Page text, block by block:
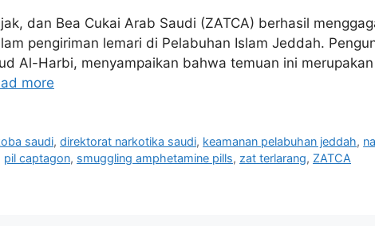
dan Bea Cukai Arab Saudi (ZATCA) berhasil
pengiriman lemari di Pelabuhan Islam Jeddah.
Al-Harbi, menyampaikan bahwa temuan ini
more
saudi,direktorat narkotika saudi, keamanan pelabuhan jeddah,
pil captagon, smuggling amphetamine pills, zat terlarang, ZATCA